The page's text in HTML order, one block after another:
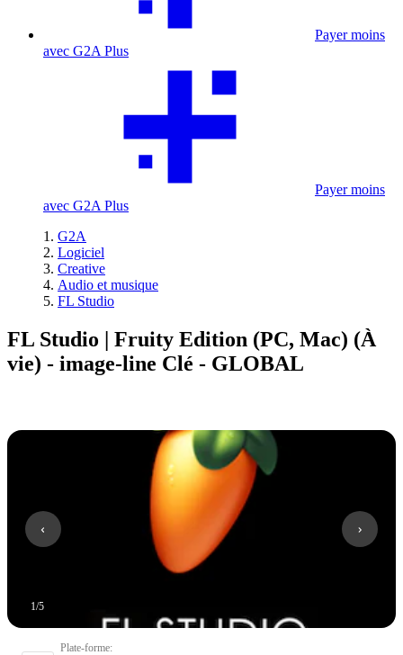
Payer moins
avec G2A Plus
Payer moins
avec G2A Plus
G2A
Logiciel
Creative
Audio et musique
FL Studio
FL Studio | Fruity Edition (PC, Mac) (À
vie) - image-line Clé - GLOBAL
1/5
Plate-forme: